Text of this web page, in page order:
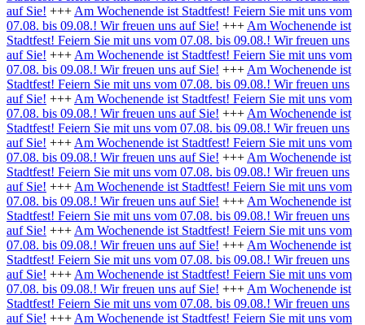
auf Sie! +++ Am Wochenende ist Stadtfest! Feiern Sie mit uns vom
07.08. bis 09.08.! Wir freuen uns auf Sie! +++ Am Wochenende ist
Stadtfest! Feiern Sie mit uns vom 07.08. bis 09.08.! Wir freuen uns
auf Sie! +++ Am Wochenende ist Stadtfest! Feiern Sie mit uns vom
07.08. bis 09.08.! Wir freuen uns auf Sie! +++ Am Wochenende ist
Stadtfest! Feiern Sie mit uns vom 07.08. bis 09.08.! Wir freuen uns
auf Sie! +++ Am Wochenende ist Stadtfest! Feiern Sie mit uns vom
07.08. bis 09.08.! Wir freuen uns auf Sie! +++ Am Wochenende ist
Stadtfest! Feiern Sie mit uns vom 07.08. bis 09.08.! Wir freuen uns
auf Sie! +++ Am Wochenende ist Stadtfest! Feiern Sie mit uns vom
07.08. bis 09.08.! Wir freuen uns auf Sie! +++ Am Wochenende ist
Stadtfest! Feiern Sie mit uns vom 07.08. bis 09.08.! Wir freuen uns
auf Sie! +++ Am Wochenende ist Stadtfest! Feiern Sie mit uns vom
07.08. bis 09.08.! Wir freuen uns auf Sie! +++ Am Wochenende ist
Stadtfest! Feiern Sie mit uns vom 07.08. bis 09.08.! Wir freuen uns
auf Sie! +++ Am Wochenende ist Stadtfest! Feiern Sie mit uns vom
07.08. bis 09.08.! Wir freuen uns auf Sie! +++ Am Wochenende ist
Stadtfest! Feiern Sie mit uns vom 07.08. bis 09.08.! Wir freuen uns
auf Sie! +++ Am Wochenende ist Stadtfest! Feiern Sie mit uns vom
07.08. bis 09.08.! Wir freuen uns auf Sie! +++ Am Wochenende ist
Stadtfest! Feiern Sie mit uns vom 07.08. bis 09.08.! Wir freuen uns
auf Sie! +++ Am Wochenende ist Stadtfest! Feiern Sie mit uns vom